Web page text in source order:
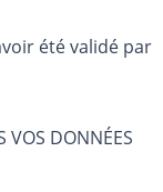
été validé par
VOS DONNÉES